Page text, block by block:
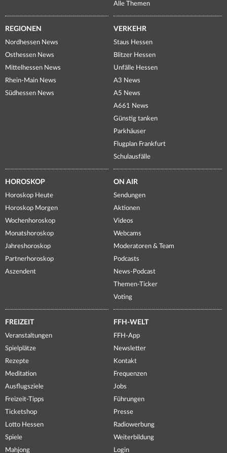
Alle Themen
REGIONEN
Nordhessen News
Osthessen News
Mittelhessen News
Rhein-Main News
Südhessen News
VERKEHR
Staus Hessen
Blitzer Hessen
Unfälle Hessen
A3 News
A5 News
A661 News
Günstig tanken
Parkhäuser
Flugplan Frankfurt
Schulausfälle
HOROSKOP
Horoskop Heute
Horoskop Morgen
Wochenhoroskop
Monatshoroskop
Jahreshoroskop
Partnerhoroskop
Aszendent
ON AIR
Sendungen
Aktionen
Videos
Webcams
Moderatoren & Team
Podcasts
News-Podcast
Themen-Ticker
Voting
FREIZEIT
Veranstaltungen
Spielplätze
Rezepte
Meditation
Ausflugsziele
Freizeit-Tipps
Ticketshop
Lotto Hessen
Spiele
Mahjong
FFH-WELT
FFH-App
Newsletter
Kontakt
Frequenzen
Jobs
Führungen
Presse
Radiowerbung
Weiterbildung
Login